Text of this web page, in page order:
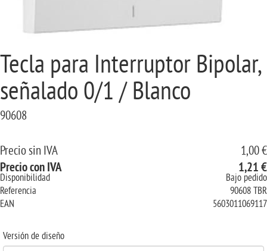
Tecla para Interruptor Bipolar,
señalado 0/1 / Blanco
90608
Precio sin IVA 1,00 €
Precio con IVA 1,21 €
Disponibilidad
Bajo pedido
Referencia
90608 TBR
EAN
5603011069117
Versión de diseño